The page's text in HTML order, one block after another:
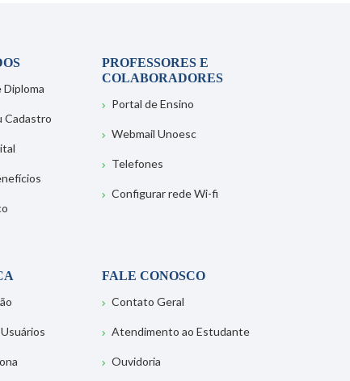
Cadastro
PROFESSORES E
COLABORADORES
Portal de Ensino
Webmail Unoesc
Telefones
Configurar rede Wi-fi
FALE CONOSCO
Contato Geral
Atendimento ao Estudante
Ouvidoria